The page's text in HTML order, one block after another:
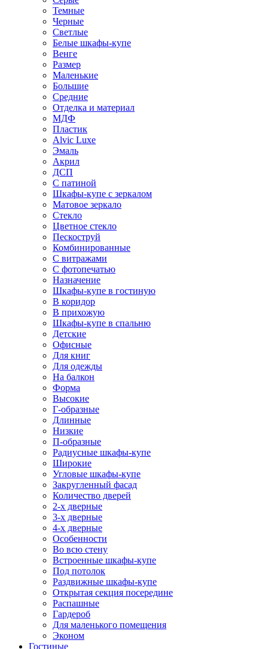
Темные
Черные
Светлые
Белые шкафы-купе
Венге
Размер
Маленькие
Большие
Средние
Отделка и материал
МДФ
Пластик
Alvic Luxe
Эмаль
Акрил
ДСП
С патиной
Шкафы-купе с зеркалом
Матовое зеркало
Стекло
Цветное стекло
Пескоструй
Комбинированные
С витражами
С фотопечатью
Назначение
Шкафы-купе в гостиную
В коридор
В прихожую
Шкафы-купе в спальню
Детские
Офисные
Для книг
Для одежды
На балкон
Форма
Высокие
Г-образные
Длинные
Низкие
П-образные
Радиусные шкафы-купе
Широкие
Угловые шкафы-купе
Закругленный фасад
Количество дверей
2-х дверные
3-х дверные
4-х дверные
Особенности
Во всю стену
Встроенные шкафы-купе
Под потолок
Раздвижные шкафы-купе
Открытая секция посередине
Распашные
Гардероб
Для маленького помещения
Эконом
Гостиные